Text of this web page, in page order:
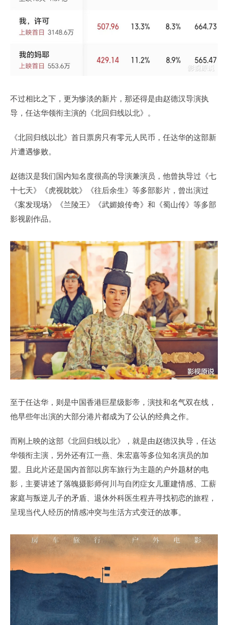
不过相比之下，更为惨淡的新片，那还得是由赵德汉导演执
导，任达华领衔主演的《北回归线以北》。
《北回归线以北》首日票房只有零元人民币，任达华的这部新
片遭遇惨败。
赵德汉是我们国内知名度很高的导演兼演员，他曾执导过《七
十七天》《虎视眈眈》《往后余生》等多部影片，曾出演过
《案发现场》《兰陵王》《武媚娘传奇》和《蜀山传》等多部
影视剧作品。
至于任达华，则是中国香港巨星级影帝，演技和名气双在线，
他早些年出演的大部分港片都成为了公认的经典之作。
而刚上映的这部《北回归线以北》，就是由赵德汉执导，任达
华领衔主演，另外还有江一燕、朱宏嘉等多位知名演员的加
盟。且此片还是国内首部以房车旅行为主题的户外题材的电
影，主要讲述了落魄摄影师何川与自闭症女儿重建情感、工薪
家庭与叛逆儿子的矛盾、退休外科医生程卉寻找初恋的旅程，
呈现当代人经历的情感冲突与生活方式变迁的故事。